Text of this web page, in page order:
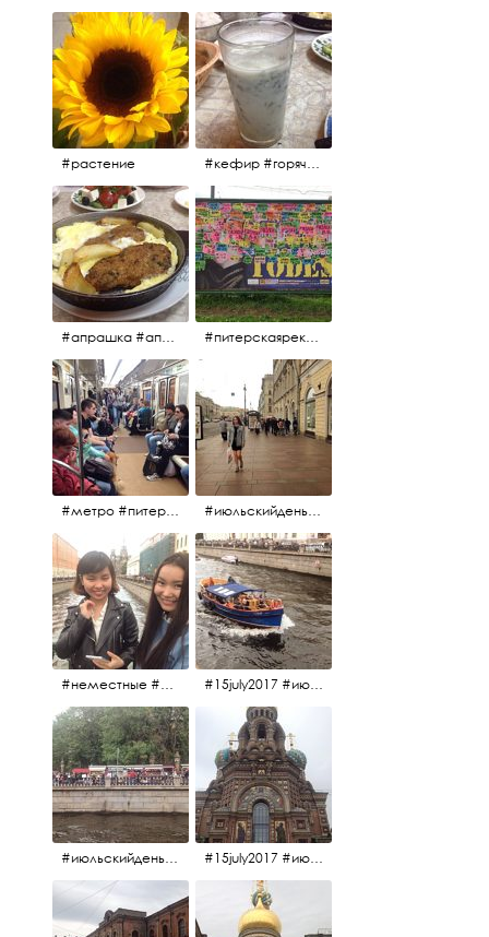
#растение #кефир #горячийкефир #национальноеблюдо #лаваш #вкусно
#апрашка #апраксиндвор #кафенаапрашке #куринаякотлетанасковороде #сковородка #кафедлясвоих #питерскаяреклама #todes #куколки #окраинапитера #фрунзенскийрайон
#метро #питерскоеметро #невскаялиния #июльскийдень2017 #15july2017 #невский
#неместные #июльскийдень2017 #15july2017 #июльскийдень2017 #катерок #bonfire
#июльскийдень2017 #15july2017 #15july2017 #июльскийдень2017 #спаснакрови